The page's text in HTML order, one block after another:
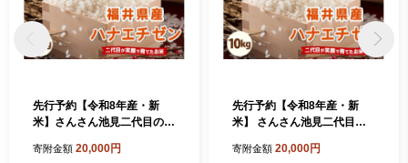
先行予約【令和8年産・新
米】さんさん池見二代目の
【2026年8月20日より順次発
寄附金額 20,000円
先行予約【令和8年産・新
米】 さんさん池見二代目の
【2026年8月20日より順次発
寄附金額 20,000円